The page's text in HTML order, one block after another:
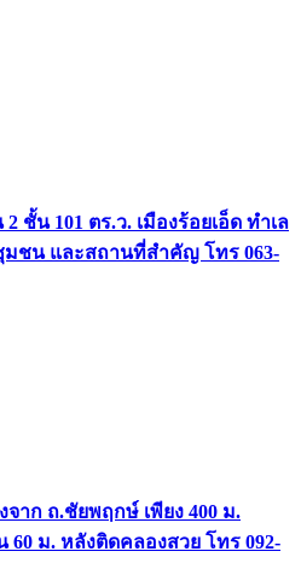
ชั้น 101 ตร.ว. เมืองร้อยเอ็ด ทำเล
มชน และสถานที่สำคัญ โทร 063-
าก ถ.ชัยพฤกษ์ เพียง 400 ม.
ม. หลังติดคลองสวย โทร 092-